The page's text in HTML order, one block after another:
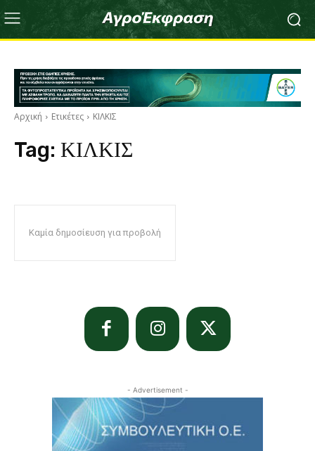
Αρχική Ετικέτες ΚΙΛΚΙΣ
Tag: ΚΙΛΚΙΣ
Καμία δημοσίευση για προβολή
- Advertisement -